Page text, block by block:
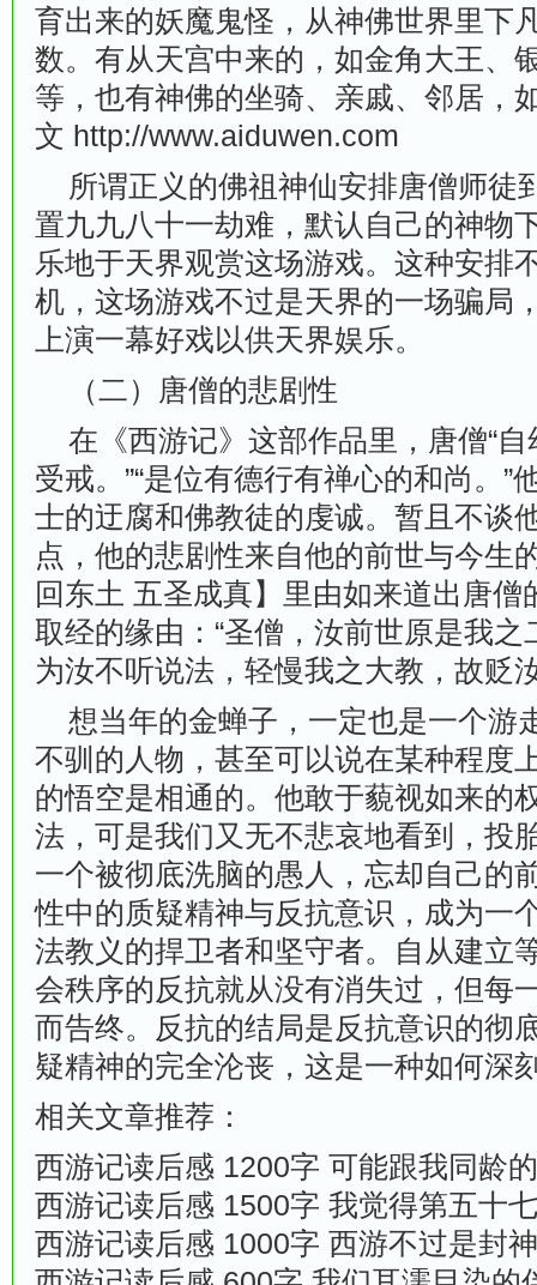
育出来的妖魔鬼怪，从神佛世界里下
数。有从天宫中来的，如金角大王、
等，也有神佛的坐骑、亲戚、邻居，
文 http://www.aiduwen.com
所谓正义的佛祖神仙安排唐僧师徒
置九九八十一劫难，默认自己的神物
乐地于天界观赏这场游戏。这种安排
机，这场游戏不过是天界的一场骗局
上演一幕好戏以供天界娱乐。
（二）唐僧的悲剧性
在《西游记》这部作品里，唐僧“自
受戒。”“是位有德行有禅心的和尚。”
士的迂腐和佛教徒的虔诚。暂且不谈
点，他的悲剧性来自他的前世与今生
回东土 五圣成真】里由如来道出唐
取经的缘由：“圣僧，汝前世原是我
为汝不听说法，轻慢我之大教，故贬
想当年的金蝉子，一定也是一个游
不驯的人物，甚至可以说在某种程度
的悟空是相通的。他敢于藐视如来的
法，可是我们又无不悲哀地看到，投
一个被彻底洗脑的愚人，忘却自己的
性中的质疑精神与反抗意识，成为一
法教义的捍卫者和坚守者。自从建立
会秩序的反抗就从没有消失过，但每
而告终。反抗的结局是反抗意识的彻
疑精神的完全沦丧，这是一种如何深
相关文章推荐：
西游记读后感 1200字 可能跟我同龄
西游记读后感 1500字 我觉得第五十
西游记读后感 1000字 西游不过是封